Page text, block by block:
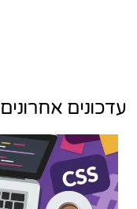
עדכונים אחרונים